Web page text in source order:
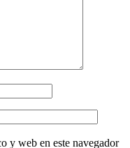
y web en este navegador